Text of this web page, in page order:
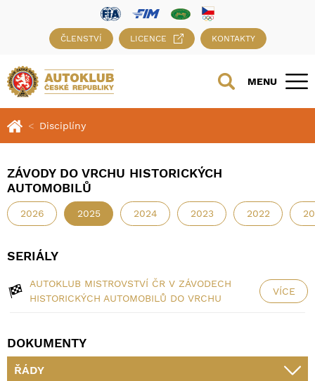
ČLENSTVÍ LICENCE KONTAKTY
MENU
Disciplíny
ZÁVODY DO VRCHU HISTORICKÝCH
AUTOMOBILŮ
2026 2025 2024 2023 2022
SERIÁLY
AUTOKLUB MISTROVSTVÍ ČR V ZÁVODECH
HISTORICKÝCH AUTOMOBILŮ DO VRCHU
VÍCE
DOKUMENTY
ŘÁDY